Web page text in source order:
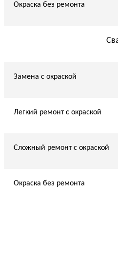
Окраска без ремонта
Замена с окраской
Легкий ремонт с окраской
Сложный ремонт с окраской
Окраска без ремонта